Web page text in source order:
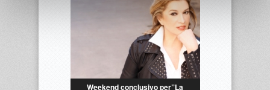
Weekend conclusivo per”La